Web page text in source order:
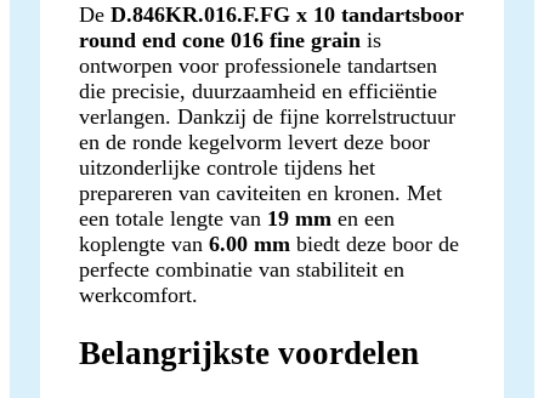
De D.846KR.016.F.FG x 10 tandartsboor
round end cone 016 fine grain is
ontworpen voor professionele tandartsen
die precisie, duurzaamheid en efficiëntie
verlangen. Dankzij de fijne korrelstructuur
en de ronde kegelvorm levert deze boor
uitzonderlijke controle tijdens het
prepareren van caviteiten en kronen. Met
een totale lengte van 19 mm en een
koplengte van 6.00 mm biedt deze boor de
perfecte combinatie van stabiliteit en
werkcomfort.
Belangrijkste voordelen